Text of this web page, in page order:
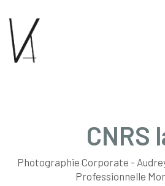
CNRS
Photographie Corporate -
Professionnelle
Audrey Viste,